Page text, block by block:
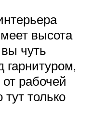
высота
чуть
гарнитуром,
рабочей
только